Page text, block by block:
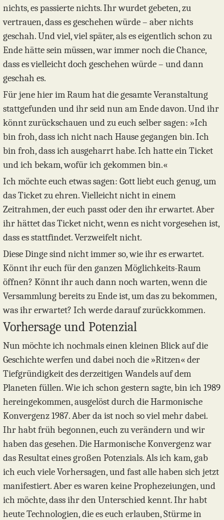
nichts, es passierte nichts. Ihr wurdet gebeten, zu
vertrauen, dass es geschehen würde – aber nichts
geschah. Und viel, viel später, als es eigentlich schon zu
Ende hätte sein müssen, war immer noch die Chance,
dass es vielleicht doch geschehen würde – und dann
geschah es.
Für jene hier im Raum hat die gesamte Veranstaltung
stattgefunden und ihr seid nun am Ende davon. Und ihr
könnt zurückschauen und zu euch selber sagen: »Ich
bin froh, dass ich nicht nach Hause gegangen bin. Ich
bin froh, dass ich ausgeharrt habe. Ich hatte ein Ticket
und ich bekam, wofür ich gekommen bin.«
Ich möchte euch etwas sagen: Gott liebt euch genug, um
das Ticket zu ehren. Vielleicht nicht in einem
Zeitrahmen, der euch passt oder den ihr erwartet. Aber
ihr hättet das Ticket nicht, wenn es nicht vorgesehen ist,
dass es stattfindet. Verzweifelt nicht.
Diese Dinge sind nicht immer so, wie ihr es erwartet.
Könnt ihr euch für den ganzen Möglichkeits-Raum
öffnen? Könnt ihr auch dann noch warten, wenn die
Versammlung bereits zu Ende ist, um das zu bekommen,
was ihr erwartet? Ich werde darauf zurückkommen.
Vorhersage und Potenzial
Nun möchte ich nochmals einen kleinen Blick auf die
Geschichte werfen und dabei noch die »Ritzen« der
Tiefgründigkeit des derzeitigen Wandels auf dem
Planeten füllen. Wie ich schon gestern sagte, bin ich 1989
hereingekommen, ausgelöst durch die Harmonische
Konvergenz 1987. Aber da ist noch so viel mehr dabei.
Ihr habt früh begonnen, euch zu verändern und wir
haben das gesehen. Die Harmonische Konvergenz war
das Resultat eines großen Potenzials. Als ich kam, gab
ich euch viele Vorhersagen, und fast alle haben sich jetzt
manifestiert. Aber es waren keine Prophezeiungen, und
ich möchte, dass ihr den Unterschied kennt. Ihr habt
heute Technologien, die es euch erlauben, Stürme in